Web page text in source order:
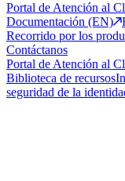
Portal de Atención al
Documentación (EN)
Recorrido por los
Contáctanos
Portal de Atención al
Biblioteca de recursos
seguridad de la